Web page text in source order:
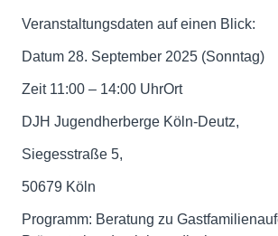
Veranstaltungsdaten auf einen Blick:
Datum 28. September 2025 (Sonntag)
Zeit 11:00 – 14:00 UhrOrt
DJH Jugendherberge Köln-Deutz,
Siegesstraße 5,
50679 Köln
Programm: Beratung zu